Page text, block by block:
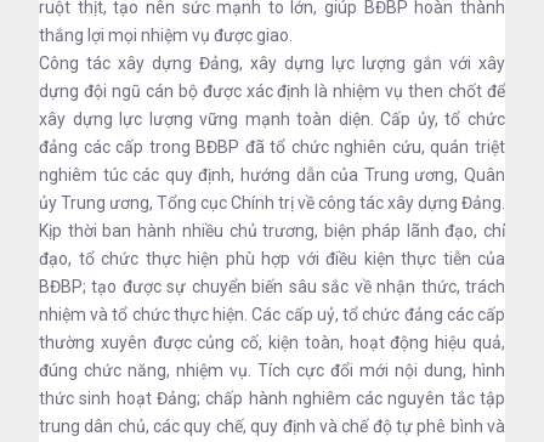
ruột thịt, tạo nên sức mạnh to lớn, giúp BĐBP hoàn thành
thắng lợi mọi nhiệm vụ được giao.
Công tác xây dựng Đảng, xây dựng lực lượng gắn với xây
dựng đội ngũ cán bộ được xác định là nhiệm vụ then chốt để
xây dựng lực lượng vững mạnh toàn diện. Cấp ủy, tổ chức
đảng các cấp trong BĐBP đã tổ chức nghiên cứu, quán triệt
nghiêm túc các quy định, hướng dẫn của Trung ương, Quân
ủy Trung ương, Tổng cục Chính trị về công tác xây dựng Đảng.
Kịp thời ban hành nhiều chủ trương, biện pháp lãnh đạo, chỉ
đạo, tổ chức thực hiện phù hợp với điều kiện thực tiễn của
BĐBP; tạo được sự chuyển biến sâu sắc về nhận thức, trách
nhiệm và tổ chức thực hiện. Các cấp uỷ, tổ chức đảng các cấp
thường xuyên được củng cố, kiện toàn, hoạt động hiệu quả,
đúng chức năng, nhiệm vụ. Tích cực đổi mới nội dung, hình
thức sinh hoạt Đảng; chấp hành nghiêm các nguyên tắc tập
trung dân chủ, các quy chế, quy định và chế độ tự phê bình và